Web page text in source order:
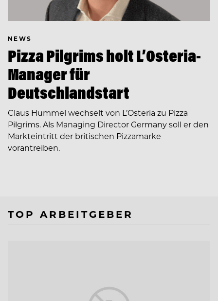
NEWS
Pizza Pilgrims holt L’Osteria-
Manager für
Deutschlandstart
Claus Hummel wechselt von L’Osteria zu Pizza
Pilgrims. Als Managing Director Germany soll er den
Markteintritt der britischen Pizzamarke
vorantreiben.
TOP ARBEITGEBER